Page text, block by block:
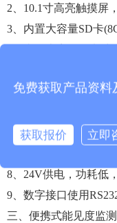
2、10.1寸高亮触摸屏
3、内置大容量SD卡
优异；
7、仪器通信、电源
8、24V供电，功耗低
9、数字接口使用
三、便携式能见度监
免费获取产品资
获取报价 立即